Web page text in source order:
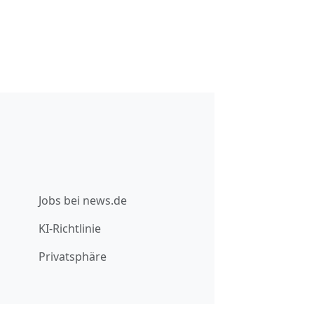
Jobs bei news.de
KI-Richtlinie
Privatsphäre